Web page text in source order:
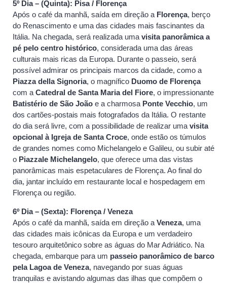
5º Dia – (Quinta): Pisa / Florença
Após o café da manhã, saída em direção a Florença, berço
do Renascimento e uma das cidades mais fascinantes da
Itália. Na chegada, será realizada uma visita panorâmica a
pé pelo centro histórico, considerada uma das áreas
culturais mais ricas da Europa. Durante o passeio, será
possível admirar os principais marcos da cidade, como a
Piazza della Signoria, o magnífico Duomo de Florença
com a Catedral de Santa Maria del Fiore, o impressionante
Batistério de São João e a charmosa Ponte Vecchio, um
dos cartões-postais mais fotografados da Itália. O restante
do dia será livre, com a possibilidade de realizar uma visita
opcional à Igreja de Santa Croce, onde estão os túmulos
de grandes nomes como Michelangelo e Galileu, ou subir até
o Piazzale Michelangelo, que oferece uma das vistas
panorâmicas mais espetaculares de Florença. Ao final do
dia, jantar incluído em restaurante local e hospedagem em
Florença ou região.
6º Dia – (Sexta): Florença / Veneza
Após o café da manhã, saída em direção a Veneza, uma
das cidades mais icônicas da Europa e um verdadeiro
tesouro arquitetônico sobre as águas do Mar Adriático. Na
chegada, embarque para um passeio panorâmico de barco
pela Lagoa de Veneza, navegando por suas águas
tranquilas e avistando algumas das ilhas que compõem o